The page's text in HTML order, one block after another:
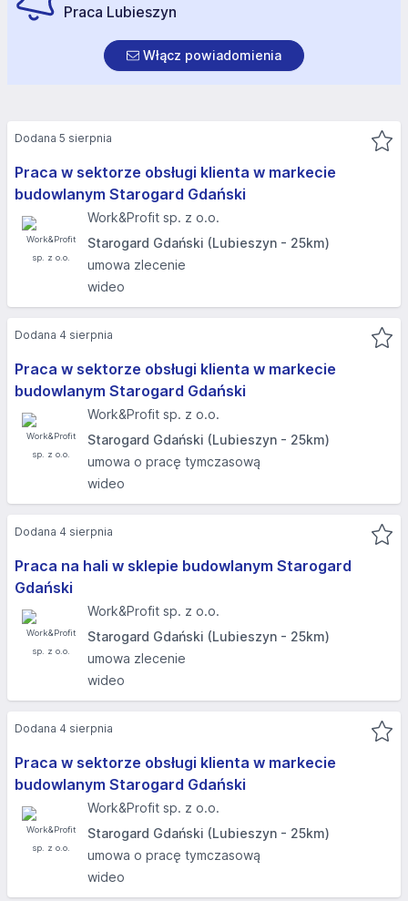
Praca Lubieszyn
Włącz powiadomienia
Praca w sektorze obsługi klienta w markecie
budowlanym Starogard Gdański
Work&Profit sp. z o.o.
Starogard Gdański (Lubieszyn - 25km)
umowa zlecenie
wideo
Dodana 5 sierpnia
Praca w sektorze obsługi klienta w markecie
budowlanym Starogard Gdański
Work&Profit sp. z o.o.
Starogard Gdański (Lubieszyn - 25km)
umowa o pracę tymczasową
wideo
Dodana 4 sierpnia
Praca na hali w sklepie budowlanym Starogard
Gdański
Work&Profit sp. z o.o.
Starogard Gdański (Lubieszyn - 25km)
umowa zlecenie
wideo
Dodana 4 sierpnia
Praca w sektorze obsługi klienta w markecie
budowlanym Starogard Gdański
Work&Profit sp. z o.o.
Starogard Gdański (Lubieszyn - 25km)
umowa o pracę tymczasową
wideo
Dodana 4 sierpnia